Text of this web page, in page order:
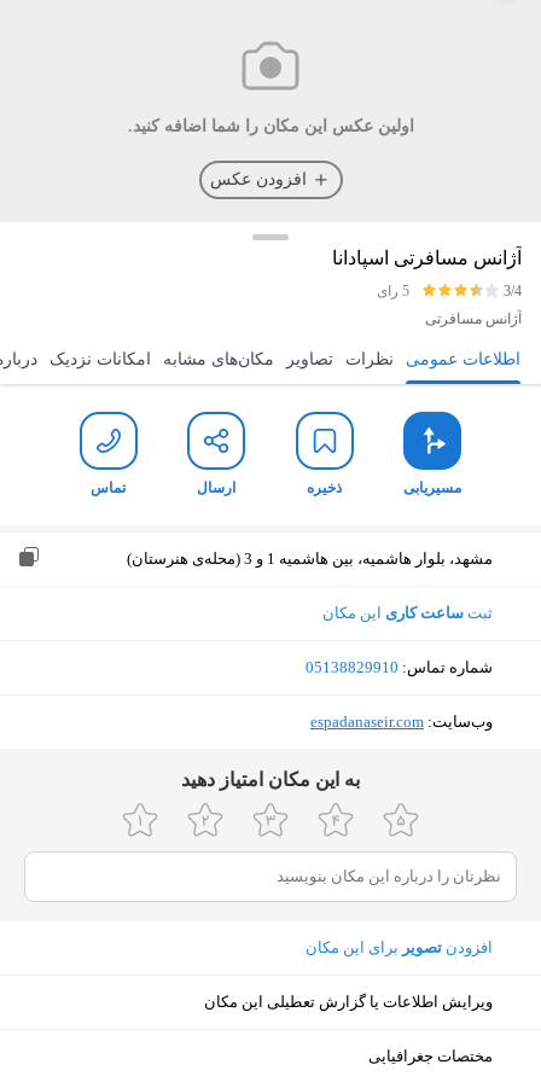
اولین عکس این مکان را شما اضافه کنید.
افزودن عکس
آژانس مسافرتی اسپادانا
3/4
5 رای
آژانس مسافرتی
مسیریابی ذخیره ارسال تماس اطلاعات عمومی نظرات تصاویر مکان‌های مشابه امکانات نزدیک
مسیریابی ذخیره ارسال تماس
مشهد، بلوار هاشمیه، بین هاشمیه 1 و 3 (محله‌ی هنرستان)
ثبت ساعت کاری این مکان
شماره تماس: ‎05138829910
وب‌سایت: ‎espadanaseir.com
ﺑﻪ اﯾﻦ ﻣﮑﺎن اﻣﺘﯿﺎز دﻫﯿﺪ
افزودن تصویر برای این مکان
ویرایش اطلاعات یا گزارش تعطیلی این مکان
مختصات جغرافیایی